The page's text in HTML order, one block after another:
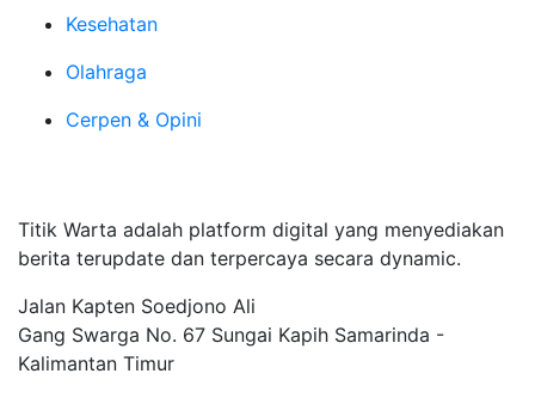
Kesehatan
Olahraga
Cerpen & Opini
Titik Warta adalah platform digital yang menyediakan
berita terupdate dan terpercaya secara dynamic.
Jalan Kapten Soedjono Ali
Gang Swarga No. 67 Sungai Kapih Samarinda -
Kalimantan Timur